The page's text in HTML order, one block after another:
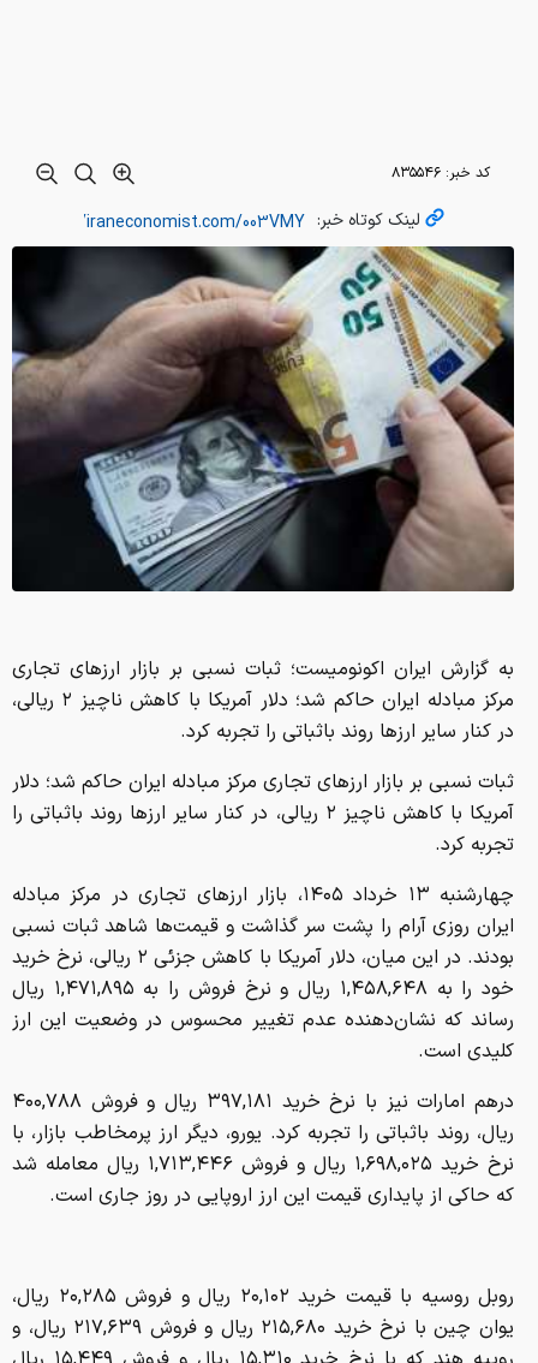
کد خبر: ۸۳۵۵۴۶
لینک کوتاه خبر:
به گزارش ایران اکونومیست؛ ثبات نسبی بر بازار ارزهای تجاری
مرکز مبادله ایران حاکم شد؛ دلار آمریکا با کاهش ناچیز ۲ ریالی،
در کنار سایر ارزها روند باثباتی را تجربه کرد.
ثبات نسبی بر بازار ارزهای تجاری مرکز مبادله ایران حاکم شد؛ دلار
آمریکا با کاهش ناچیز ۲ ریالی، در کنار سایر ارزها روند باثباتی را
تجربه کرد.
چهارشنبه ۱۳ خرداد ۱۴۰۵، بازار ارزهای تجاری در مرکز مبادله
ایران روزی آرام را پشت سر گذاشت و قیمت‌ها شاهد ثبات نسبی
بودند. در این میان، دلار آمریکا با کاهش جزئی ۲ ریالی، نرخ خرید
خود را به ۱,۴۵۸,۶۴۸ ریال و نرخ فروش را به ۱,۴۷۱,۸۹۵ ریال
رساند که نشان‌دهنده عدم تغییر محسوس در وضعیت این ارز
کلیدی است.
درهم امارات نیز با نرخ خرید ۳۹۷,۱۸۱ ریال و فروش ۴۰۰,۷۸۸
ریال، روند باثباتی را تجربه کرد. یورو، دیگر ارز پرمخاطب بازار، با
نرخ خرید ۱,۶۹۸,۰۲۵ ریال و فروش ۱,۷۱۳,۴۴۶ ریال معامله شد
که حاکی از پایداری قیمت این ارز اروپایی در روز جاری است.
روبل روسیه با قیمت خرید ۲۰,۱۰۲ ریال و فروش ۲۰,۲۸۵ ریال،
یوان چین با نرخ خرید ۲۱۵,۶۸۰ ریال و فروش ۲۱۷,۶۳۹ ریال، و